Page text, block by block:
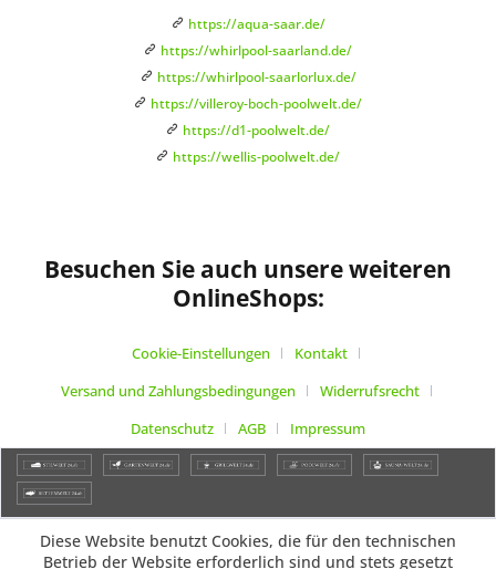
https://aqua-saar.de/
https://whirlpool-saarland.de/
https://whirlpool-saarlorlux.de/
https://villeroy-boch-poolwelt.de/
https://d1-poolwelt.de/
https://wellis-poolwelt.de/
Besuchen Sie auch unsere weiteren
OnlineShops:
Cookie-Einstellungen
Kontakt
Versand und Zahlungsbedingungen
Widerrufsrecht
Datenschutz
AGB Impressum
Diese Website benutzt Cookies, die für den technischen
Betrieb der Website erforderlich sind und stets gesetzt